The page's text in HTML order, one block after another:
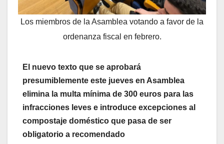
Los miembros de la Asamblea votando a favor de la
ordenanza fiscal en febrero.
El nuevo texto que se aprobará
presumiblemente este jueves en Asamblea
elimina la multa mínima de 300 euros para las
infracciones leves e introduce excepciones al
compostaje doméstico que pasa de ser
obligatorio a recomendado